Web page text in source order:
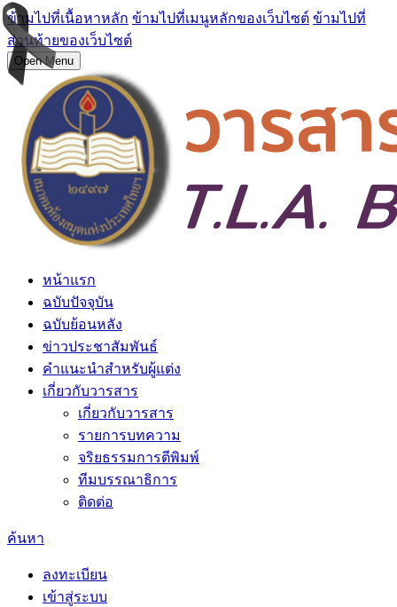
ข้ามไปที่เนื้อหาหลัก ข้ามไปที่เมนูหลักของเว็บไซต์ ข้ามไปที่
ส่วนท้ายของเว็บไซต์
Open Menu
หน้าแรก
ฉบับปัจจุบัน
ฉบับย้อนหลัง
ข่าวประชาสัมพันธ์
คำแนะนำสำหรับผู้แต่ง
เกี่ยวกับวารสาร
เกี่ยวกับวารสาร
รายการบทความ
จริยธรรมการตีพิมพ์
ทีมบรรณาธิการ
ติดต่อ
ค้นหา
ลงทะเบียน
เข้าสู่ระบบ